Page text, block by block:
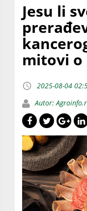
Jesu li
mitovi o
2025-08-04
Autor: